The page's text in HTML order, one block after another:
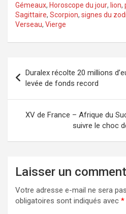
Gémeaux, Horoscope du jour, lion,
Sagittaire, Scorpion, signes du
Verseau, Vierge
de
l’article
Duralex récolte 20 millions
levée de fonds record
XV de France – Afrique du
suivre le choc
Laisser un
Votre adresse e-mail ne sera
obligatoires sont indiqués avec *